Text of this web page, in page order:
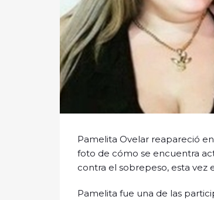
Pamelita Ovelar reapareció
foto de cómo se encuentra
contra el sobrepeso, esta vez
Pamelita fue una de las